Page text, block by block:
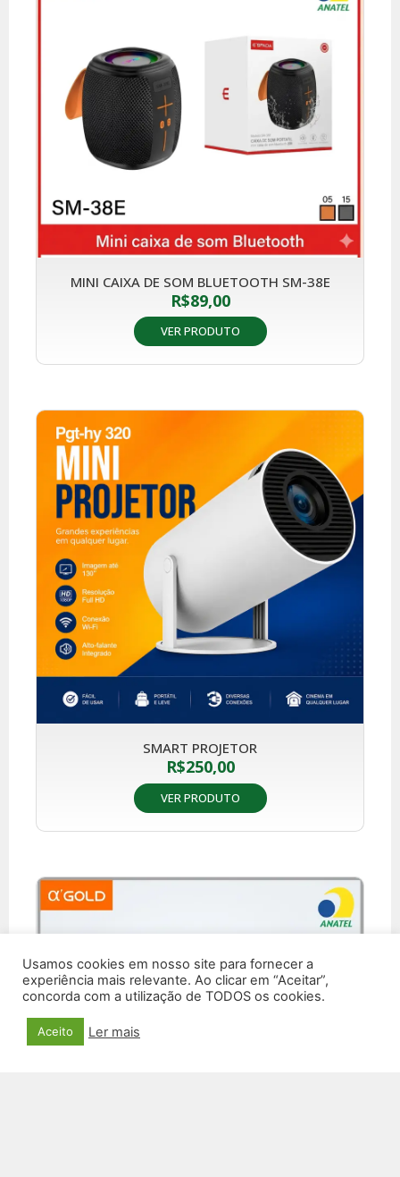
MINI CAIXA DE SOM BLUETOOTH SM-38E
R$89,00
VER PRODUTO
SMART PROJETOR
R$250,00
VER PRODUTO
Usamos cookies em nosso site para fornecer a
experiência mais relevante. Ao clicar em “Aceitar”,
concorda com a utilização de TODOS os cookies.
Aceito Ler mais